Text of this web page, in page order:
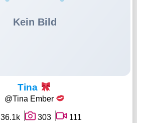
Tina
@Tina Ember
36.1k 303 111